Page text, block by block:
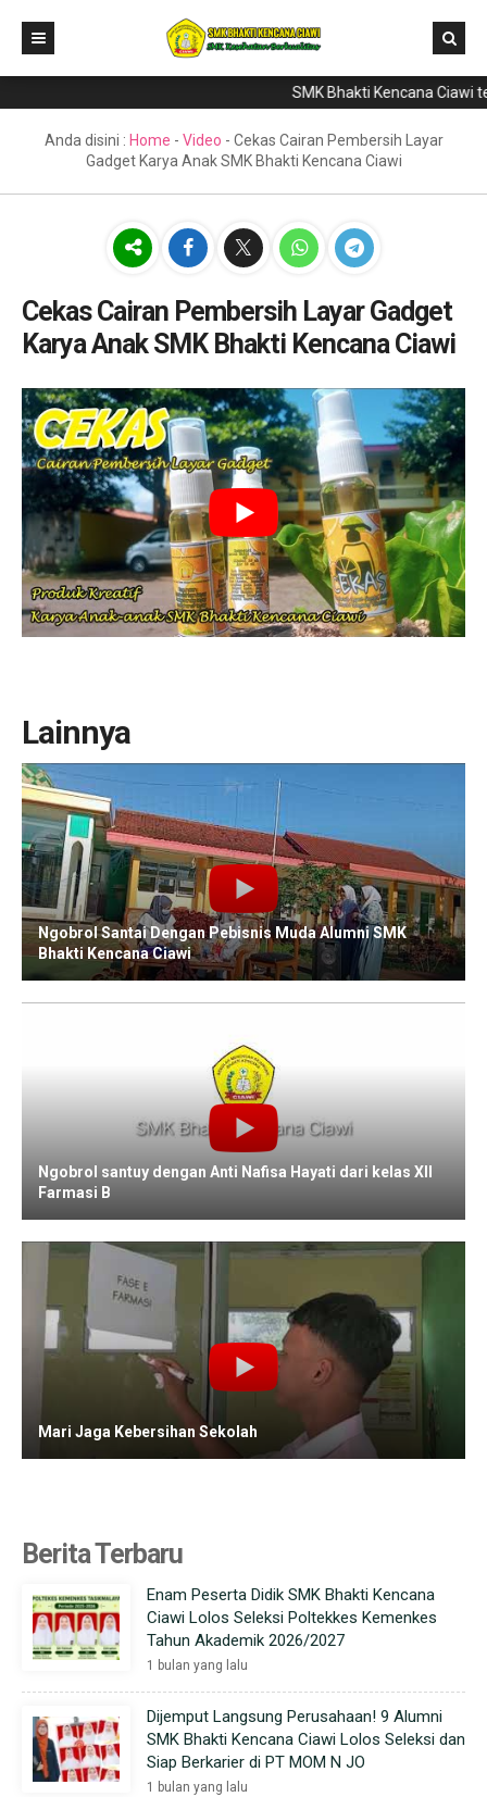
Direktori
Galeri
GTK & Siswa
PPDB
SMK Bhakti Kencana Ciawi
Anda disini : Home - Video - Cekas Cairan Pembersih Layar
Gadget Karya Anak SMK Bhakti Kencana Ciawi
Cekas Cairan Pembersih Layar Gadget
Karya Anak SMK Bhakti Kencana Ciawi
Lainnya
Ngobrol Santai Dengan Pebisnis Muda Alumni SMK
Bhakti Kencana Ciawi
Ngobrol santuy dengan Anti Nafisa Hayati dari kelas XII
Farmasi B
Mari Jaga Kebersihan Sekolah
Berita Terbaru
Enam Peserta Didik SMK Bhakti Kencana
Ciawi Lolos Seleksi Poltekkes Kemenkes
Tahun Akademik 2026/2027
1 bulan yang lalu
Dijemput Langsung Perusahaan! 9 Alumni
SMK Bhakti Kencana Ciawi Lolos Seleksi dan
Siap Berkarier di PT MOM N JO
1 bulan yang lalu